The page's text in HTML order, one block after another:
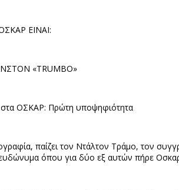
ΕΙΝΑΙ:
«TRUMBO»
ΟΣΚΑΡ: Πρώτη υποψηφιότητα
παίζει τον Ντάλτον Τράμο, τον
όπου για δύο εξ αυτών πήρε